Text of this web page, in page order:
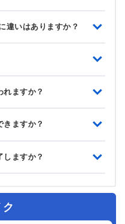
違いはありますか？
ますか？
きますか？
しますか？